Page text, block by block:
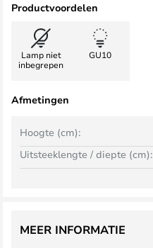
Productvoordelen
Lamp niet
inbegrepen
GU10
Afmetingen
Hoogte (cm):
Uitsteeklengte / diepte (cm):
MEER INFORMATIE